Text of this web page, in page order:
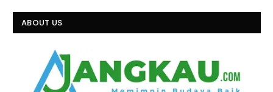
ABOUT US